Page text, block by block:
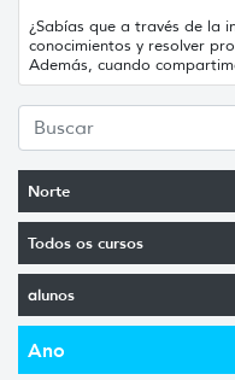
Norte
Todos os cursos
alunos
Ano
¿Sabías que a través de la
conocimientos y resolver
Además, cuando